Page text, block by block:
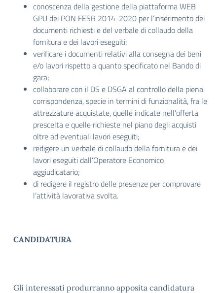
conoscenza della gestione della piattaforma WEB
GPU dei PON FESR 2014-2020 per l’inserimento dei
documenti richiesti e del verbale di collaudo della
fornitura e dei lavori eseguiti;
verificare i documenti relativi alla consegna dei beni
e/o lavori rispetto a quanto specificato nel Bando di
gara;
collaborare con il DS e DSGA al controllo della piena
corrispondenza, specie in termini di funzionalità, fra le
attrezzature acquistate, quelle indicate nell’offerta
prescelta e quelle richieste nel piano degli acquisti
oltre ad eventuali lavori eseguiti;
redigere un verbale di collaudo della fornitura e dei
lavori eseguiti dall’Operatore Economico
aggiudicatario;
di redigere il registro delle presenze per comprovare
l’attività lavorativa svolta.
CANDIDATURA
Gli interessati produrranno apposita candidatura